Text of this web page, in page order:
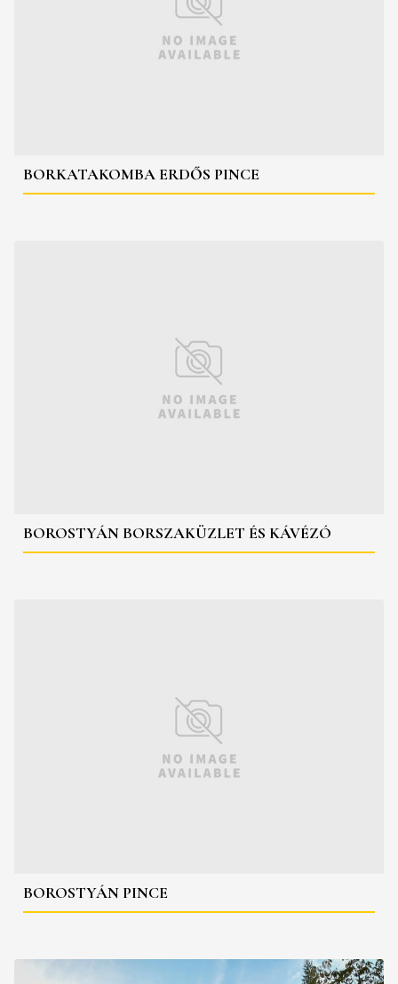
BORKATAKOMBA ERDŐS PINCE
BOROSTYÁN BORSZAKÜZLET ÉS KÁVÉZÓ
BOROSTYÁN PINCE